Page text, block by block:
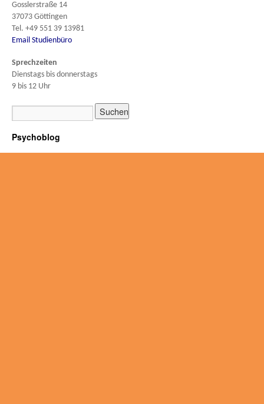
Gosslerstraße 14
37073 Göttingen
Tel. +49 551 39 13981
Email Studienbüro
Sprechzeiten
Dienstags bis donnerstags
9 bis 12 Uhr
Psychoblog